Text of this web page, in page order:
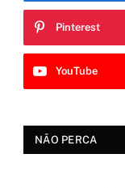
Pinterest
YouTube
NÃO PERCA